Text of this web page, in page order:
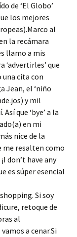
de ‘El Globo’
los mejores
al
la recámara
llamo a mis
que
una cita con
Jean, el ‘niño
y mil
que ‘bye’ a la
en mi
nice de la
me resalten como
don’t have any
es súper esencial
Si soy
retoque de
al
a cenar.Si